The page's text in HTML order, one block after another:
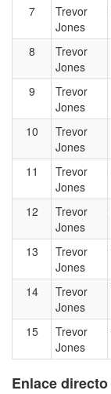
7
Trevor
Jones
8
Trevor
Jones
9
Trevor
Jones
10
Trevor
Jones
11
Trevor
Jones
12
Trevor
Jones
13
Trevor
Jones
14
Trevor
Jones
15
Trevor
Jones
Enlace directo